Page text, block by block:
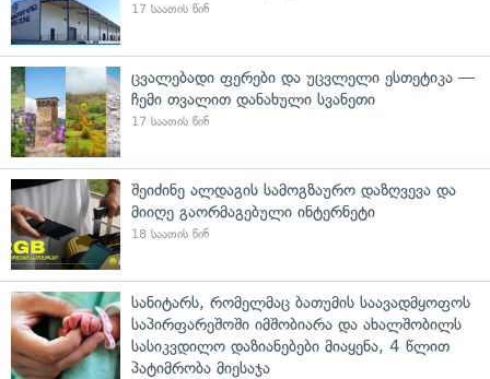
17 საათის წინ
ცვალებადი ფერები და უცვლელი ესთეტიკა —
ჩემი თვალით დანახული სვანეთი
17 საათის წინ
შეიძინე ალდაგის სამოგზაურო დაზღვევა და
მიიღე გაორმაგებული ინტერნეტი
18 საათის წინ
სანიტარს, რომელმაც ბათუმის საავადმყოფოს
საპირფარეშოში იმშობიარა და ახალშობილს
სასიკვდილო დაზიანებები მიაყენა, 4 წლით
პატიმრობა მიესაჯა